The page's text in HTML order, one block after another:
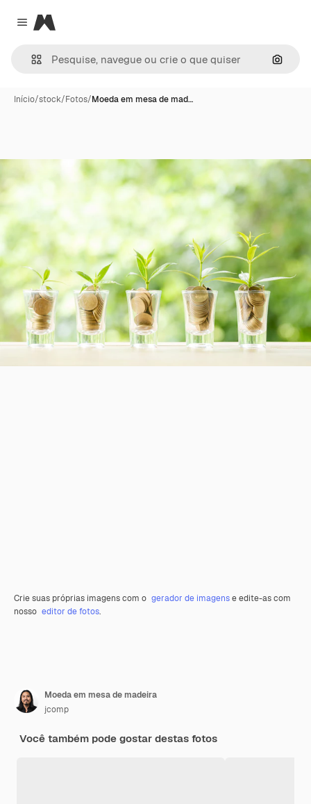
Close menu
Magnific
Início/stock/Fotos/Moeda em mesa de mad…
Crie suas próprias imagens com o gerador de imagense edite-as com
nosso editor de fotos.
Moeda em mesa de madeira
jcomp
Você também pode gostar destas fotos